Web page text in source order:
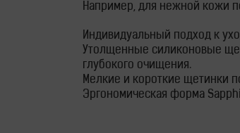
Кислородные
концентраторы
Например, для нежной кожи
Индивидуальный подход к
Утолщенные силиконовые
глубокого очищения.
Мелкие и короткие щетинки
Эргономическая форма